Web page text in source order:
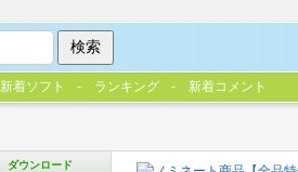
ダウンロード
新着ソフト ランキング 新着コメント